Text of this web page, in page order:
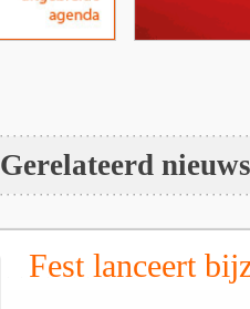
Gerelateerd nieuws
Fest lanceert